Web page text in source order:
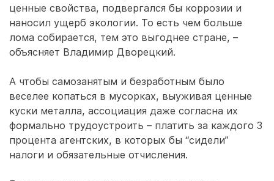
ценные свойства, подвергался бы коррозии и
наносил ущерб экологии. То есть чем больше
лома собирается, тем это выгоднее стране, –
объясняет Владимир Дворецкий.
А чтобы самозанятым и безработным было
веселее копаться в мусорках, выуживая ценные
куски металла, ассоциация даже согласна их
формально трудоустроить – платить за каждого 3
процента агентских, в которых бы “сидели”
налоги и обязательные отчисления.